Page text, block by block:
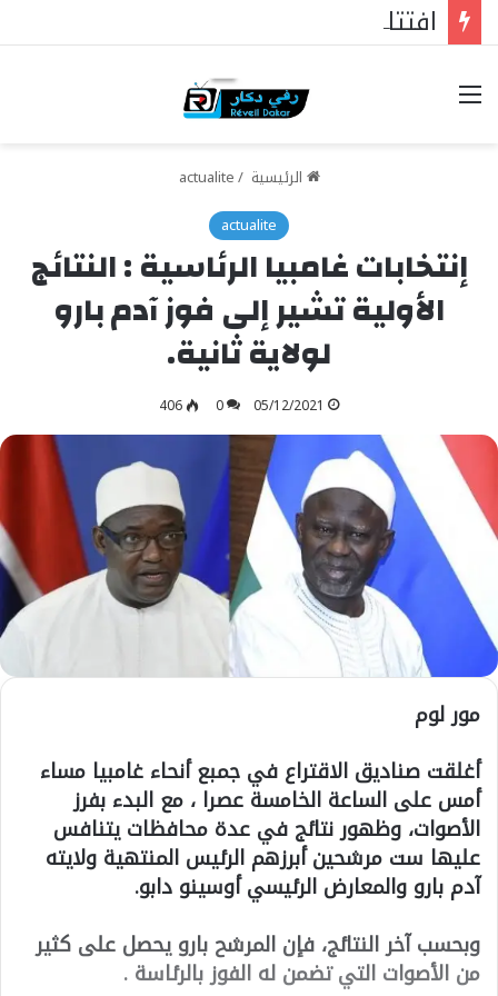
خيارات
الرئيسية /
actualite
actualite
إنتخابات غامبيا الرئاسية : النتائج
الأولية تشير إلى فوز آدم بارو
لولاية ثانية.
05/12/2021
0
406
مور لوم
أغلقت صناديق الاقتراع في جمبع أنحاء غامبيا مساء
أمس على الساعة الخامسة عصرا ، مع البدء بفرز
الأصوات، وظهور نتائج في عدة محافظات يتنافس
عليها ست مرشحين أبرزهم الرئيس المنتهية ولايته
آدم بارو والمعارض الرئيسي أوسينو دابو.
وبحسب آخر النتائج، فإن المرشح بارو يحصل على كثير
من الأصوات التي تضمن له الفوز بالرئاسة .